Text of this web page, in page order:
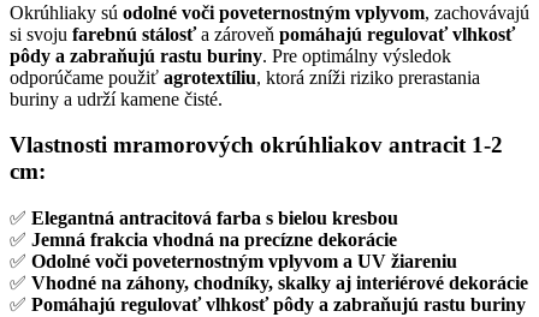
Okrúhliaky sú odolné voči poveternostným vplyvom, zachovávajú
si svoju farebnú stálosťa zároveň pomáhajú regulovať vlhkosť
pôdy a zabraňujú rastu buriny. Pre optimálny výsledok
odporúčame použiť agrotextíliu, ktorá zníži riziko prerastania
buriny a udrží kamene čisté.
Vlastnosti mramorových okrúhliakov antracit 1-2
cm:
✅ Elegantná antracitová farba s bielou kresbou
✅ Jemná frakcia vhodná na precízne dekorácie
✅ Odolné voči poveternostným vplyvom a UV žiareniu
✅ Vhodné na záhony, chodníky, skalky aj interiérové dekorácie
✅ Pomáhajú regulovať vlhkosť pôdy a zabraňujú rastu buriny